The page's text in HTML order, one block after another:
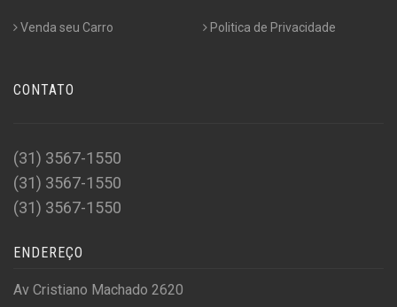
Venda seu Carro Politica de Privacidade
CONTATO
(31) 3567-1550
(31) 3567-1550
(31) 3567-1550
ENDEREÇO
Av Cristiano Machado 2620